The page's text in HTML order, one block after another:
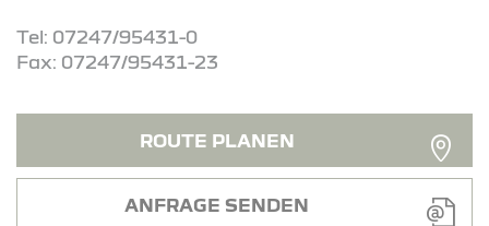
Tel: 07247/95431-0
Fax: 07247/95431-23
ROUTE PLANEN
ANFRAGE SENDEN